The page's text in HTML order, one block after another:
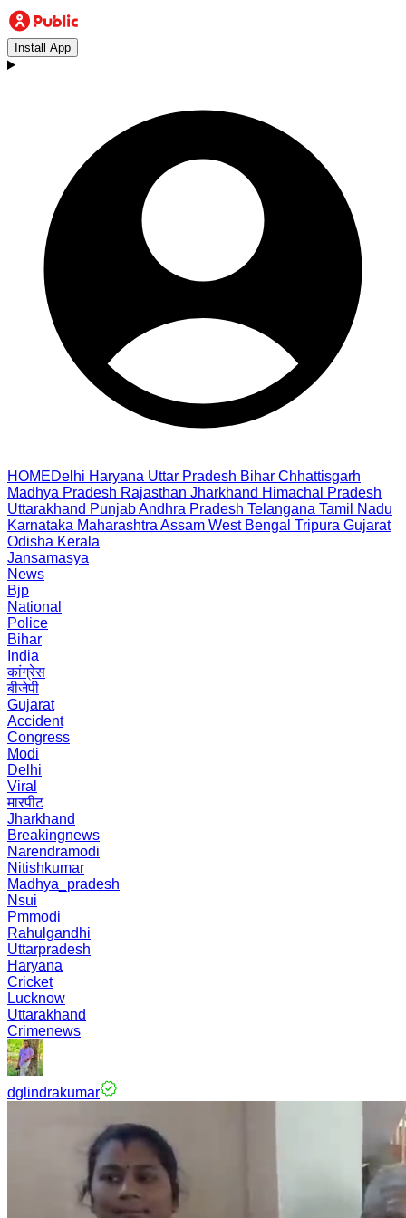
Install App
HOMEDelhi Haryana Uttar Pradesh Bihar Chhattisgarh
Madhya Pradesh Rajasthan Jharkhand Himachal Pradesh
Uttarakhand PunjabAndhra Pradesh Telangana Tamil Nadu
Karnataka Maharashtra Assam West Bengal Tripura Gujarat
Odisha Kerala
Jansamasya
News
Bjp
National
Police
Bihar
India
कांग्रेस
बीजेपी
Gujarat
Accident
Congress
Modi
Delhi
Viral
मारपीट
Jharkhand
Breakingnews
Narendramodi
Nitishkumar
Madhya_pradesh
Nsui
Pmmodi
Rahulgandhi
Uttarpradesh
Haryana
Cricket
Lucknow
Uttarakhand
Crimenews
dglindrakumar